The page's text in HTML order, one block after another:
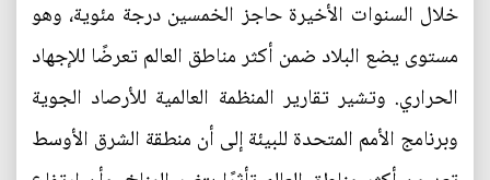
خلال السنوات الأخيرة حاجز الخمسين درجة مئوية، وهو
مستوى يضع البلاد ضمن أكثر مناطق العالم تعرضًا للإجهاد
الحراري. وتشير تقارير المنظمة العالمية للأرصاد الجوية
وبرنامج الأمم المتحدة للبيئة إلى أن منطقة الشرق الأوسط